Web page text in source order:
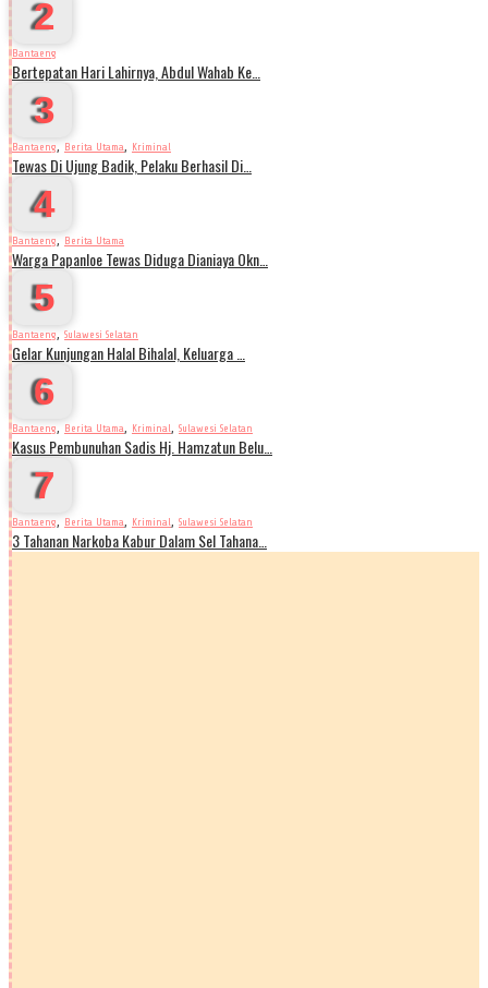
2
Bantaeng
Bertepatan Hari Lahirnya, Abdul Wahab Ke…
3
Bantaeng, Berita Utama, Kriminal
Tewas Di Ujung Badik, Pelaku Berhasil Di…
4
Bantaeng, Berita Utama
Warga Papanloe Tewas Diduga Dianiaya Okn…
5
Bantaeng, Sulawesi Selatan
Gelar Kunjungan Halal Bihalal, Keluarga …
6
Bantaeng, Berita Utama, Kriminal, Sulawesi Selatan
Kasus Pembunuhan Sadis Hj. Hamzatun Belu…
7
Bantaeng, Berita Utama, Kriminal, Sulawesi Selatan
3 Tahanan Narkoba Kabur Dalam Sel Tahana…